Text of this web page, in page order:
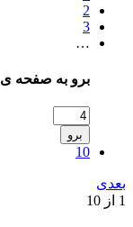
2
3
…
برو به صفحه ی
برو
10
بعدی
1 از 10